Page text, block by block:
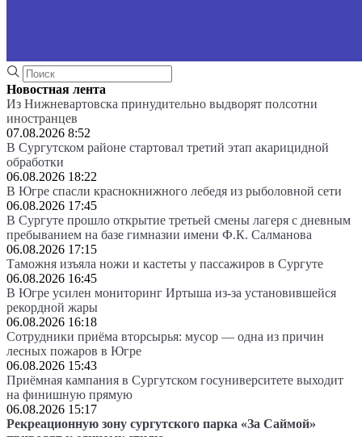
Новостная лента
Из Нижневартовска принудительно выдворят полсотни
иностранцев
07.08.2026 8:52
В Сургутском районе стартовал третий этап акарицидной
обработки
06.08.2026 18:22
В Югре спасли краснокнижного лебедя из рыболовной сети
06.08.2026 17:45
В Сургуте прошло открытие третьей смены лагеря с дневным
пребыванием на базе гимназии имени Ф.К. Салманова
06.08.2026 17:15
Таможня изъяла ножи и кастеты у пассажиров в Сургуте
06.08.2026 16:45
В Югре усилен мониторинг Иртыша из-за установившейся
рекордной жары
06.08.2026 16:18
Сотрудники приёма вторсырья: мусор — одна из причин
лесных пожаров в Югре
06.08.2026 15:43
Приёмная кампания в Сургутском госуниверситете выходит
на финишную прямую
06.08.2026 15:17
Рекреационную зону сургутского парка «За Саймой»